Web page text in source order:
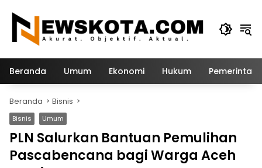
konten
Beranda Umum Ekonomi Hukum
Beranda Bisnis
Bisnis Umum
PLN Salurkan Bantuan Pemulihan
Pascabencana bagi Warga Aceh